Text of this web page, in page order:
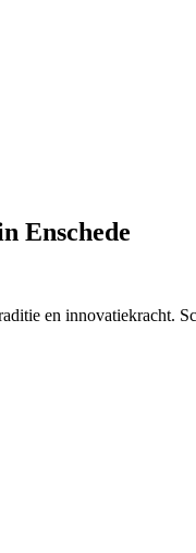
Enschede
en innovatiekracht.